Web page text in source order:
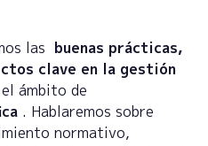
las buenas prácticas,
clave en la gestión
ámbito de
. Hablaremos sobre
normativo,